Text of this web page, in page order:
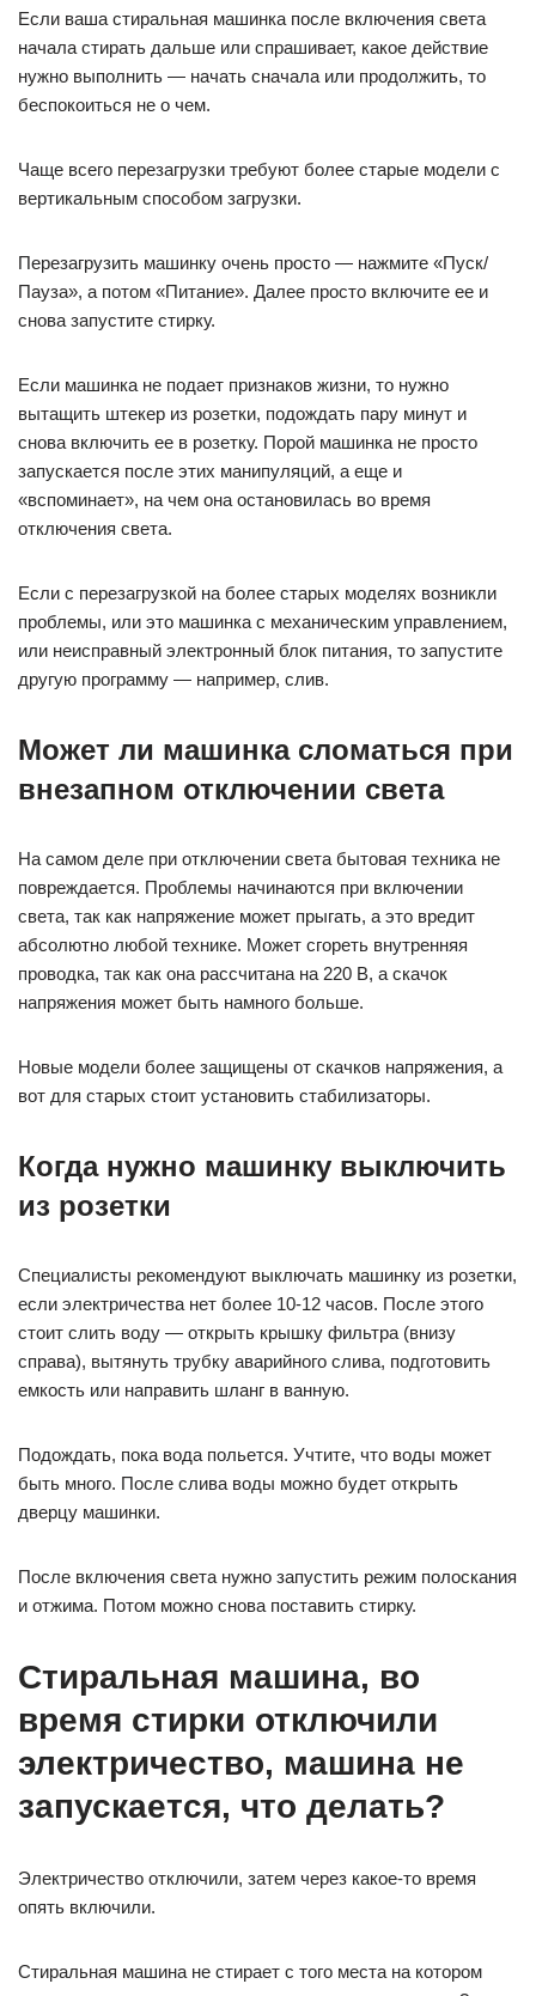
Если ваша стиральная машинка после включения света
начала стирать дальше или спрашивает, какое действие
нужно выполнить — начать сначала или продолжить, то
беспокоиться не о чем.
Чаще всего перезагрузки требуют более старые модели с
вертикальным способом загрузки.
Перезагрузить машинку очень просто — нажмите «Пуск/
Пауза», а потом «Питание». Далее просто включите ее и
снова запустите стирку.
Если машинка не подает признаков жизни, то нужно
вытащить штекер из розетки, подождать пару минут и
снова включить ее в розетку. Порой машинка не просто
запускается после этих манипуляций, а еще и
«вспоминает», на чем она остановилась во время
отключения света.
Если с перезагрузкой на более старых моделях возникли
проблемы, или это машинка с механическим управлением,
или неисправный электронный блок питания, то запустите
другую программу — например, слив.
Может ли машинка сломаться при
внезапном отключении света
На самом деле при отключении света бытовая техника не
повреждается. Проблемы начинаются при включении
света, так как напряжение может прыгать, а это вредит
абсолютно любой технике. Может сгореть внутренняя
проводка, так как она рассчитана на 220 В, а скачок
напряжения может быть намного больше.
Новые модели более защищены от скачков напряжения, а
вот для старых стоит установить стабилизаторы.
Когда нужно машинку выключить
из розетки
Специалисты рекомендуют выключать машинку из розетки,
если электричества нет более 10-12 часов. После этого
стоит слить воду — открыть крышку фильтра (внизу
справа), вытянуть трубку аварийного слива, подготовить
емкость или направить шланг в ванную.
Подождать, пока вода польется. Учтите, что воды может
быть много. После слива воды можно будет открыть
дверцу машинки.
После включения света нужно запустить режим полоскания
и отжима. Потом можно снова поставить стирку.
Стиральная машина, во
время стирки отключили
электричество, машина не
запускается, что делать?
Электричество отключили, затем через какое-то время
опять включили.
Стиральная машина не стирает с того места на котором